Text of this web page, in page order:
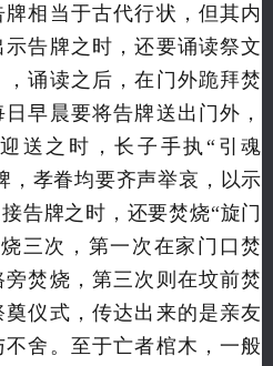
牌相当于古代行状，但其内
告牌之时，还要诵读祭文
诵读之后，在门外跪拜焚
早晨要将告牌送出门外，
送之时，长子手执“引魂
，孝眷均要齐声举哀，以示
告牌之时，还要焚烧“旋门
三次，第一次在家门口焚
焚烧，第三次则在坟前焚
仪式，传达出来的是亲友
舍。 至于亡者棺木，一般